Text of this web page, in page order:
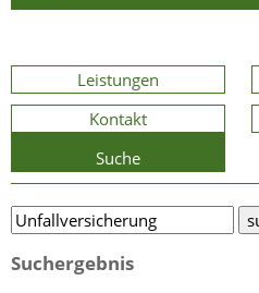
Leistungen
Kontakt
Suche
Suchergebnis